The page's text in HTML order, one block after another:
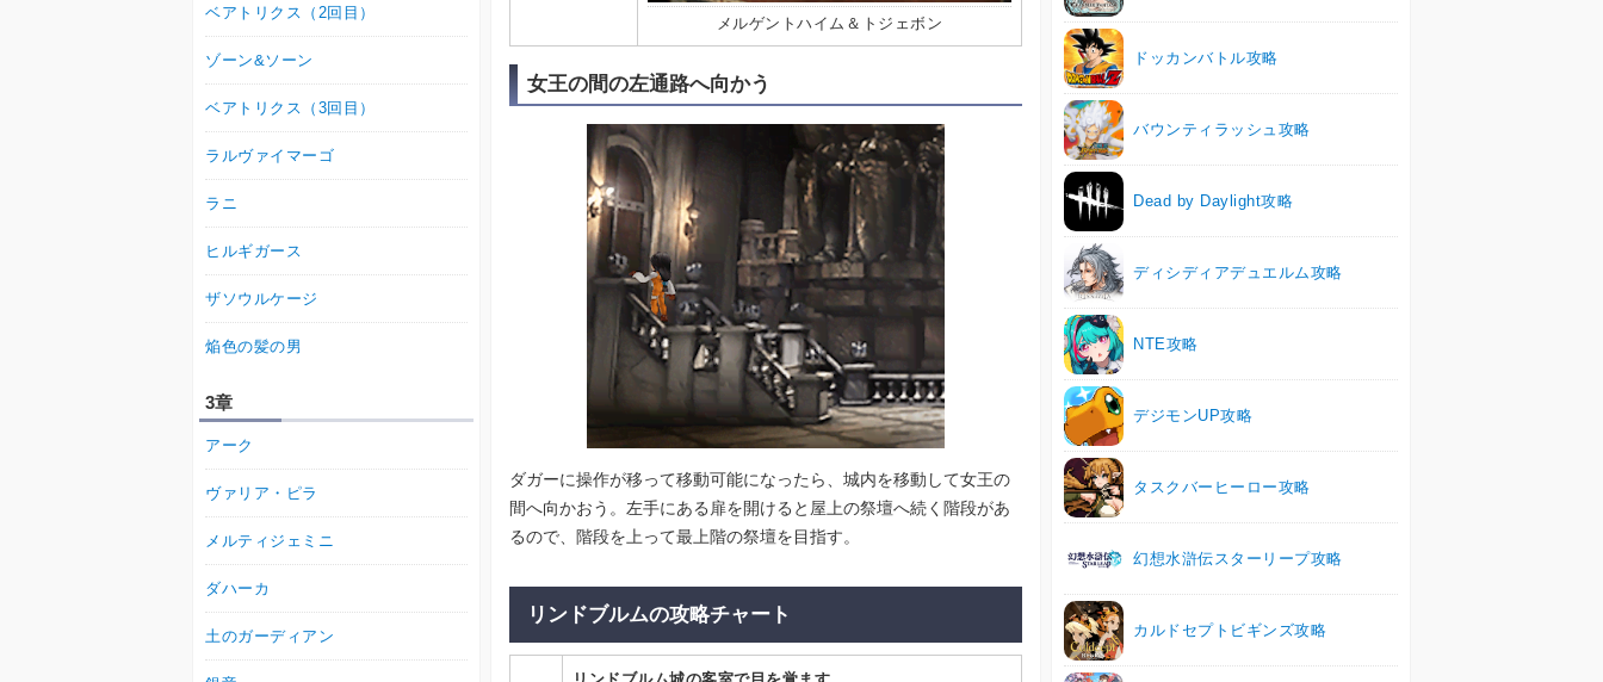
メルゲントハイム＆トジェボン
女王の間の左通路へ向かう
ダガーに操作が移って移動可能になったら、城内を移動して女王の
間へ向かおう。左手にある扉を開けると屋上の祭壇へ続く階段があ
るので、階段を上って最上階の祭壇を目指す。
リンドブルムの攻略チャート
ドッカンバトル攻略
バウンティラッシュ攻略
Dead by Daylight攻略
ディシディアデュエルム攻略
NTE攻略
デジモンUP攻略
タスクバーヒーロー攻略
幻想水滸伝スターリープ攻略
カルドセプトビギンズ攻略
ベアトリクス（2回目）
ゾーン&ソーン
ベアトリクス（3回目）
ラルヴァイマーゴ
ラニ
ヒルギガース
ザソウルケージ
焔色の髪の男
3章
アーク
ヴァリア・ピラ
メルティジェミニ
ダハーカ
土のガーディアン